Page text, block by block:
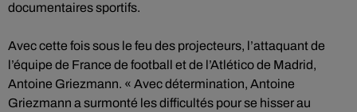
documentaires sportifs.
Avec cette fois sous le feu des projecteurs, l’attaquant de
l’équipe de France de football et de l’Atlético de Madrid,
Antoine Griezmann. « Avec détermination, Antoine
Griezmann a surmonté les difficultés pour se hisser au